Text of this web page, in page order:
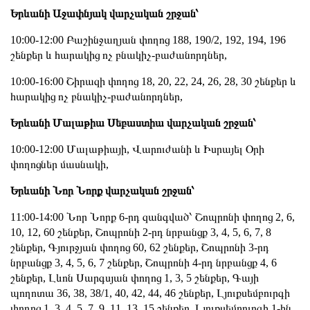
Երևանի Աջափնյակ վարչական շրջան՝
10:00-12:00 Բաշինջաղյան փողոց 188, 190/2, 192, 194, 196
շենքեր և հարակից ոչ բնակիչ-բաժանորդներ,
10:00-16:00 Շիրազի փողոց 18, 20, 22, 24, 26, 28, 30 շենքեր և
հարակից ոչ բնակիչ-բաժանորդներ,
Երևանի Մալաթիա Սեբաստիա վարչական շրջան՝
10:00-12:00 Մալաթիայի, Վարուժանի և Իսրայել Օրի
փողոցներ մասնակի,
Երևանի Նոր Նորք վարչական շրջան՝
11:00-14:00 Նոր Նորք 6-րդ զանգված՝ Շոպրոնի փողոց 2, 6,
10, 12, 60 շենքեր, Շոպրոնի 2-րդ նրբանցք 3, 4, 5, 6, 7, 8
շենքեր, Գյուրջյան փողոց 60, 62 շենքեր, Շոպրոնի 3-րդ
նրբանցք 3, 4, 5, 6, 7 շենքեր, Շոպրոնի 4-րդ նրբանցք 4, 6
շենքեր, Լևոն Սարգսյան փողոց 1, 3, 5 շենքեր, Գայի
պողոտա 36, 38, 38/1, 40, 42, 44, 46 շենքեր, Լյուքսեմբուրգի